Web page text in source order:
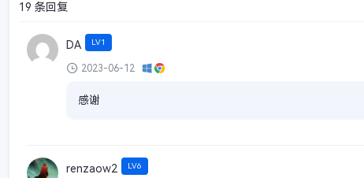
19 条回复
DA LV1
2023-06-12
感谢
renzaow2 LV6